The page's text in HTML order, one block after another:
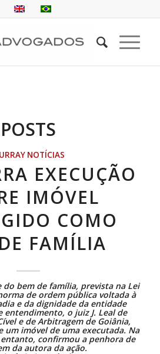
POSTS
NOTÍCIAS
EXECUÇÃO
IMÓVEL
COMO
FAMÍLIA
bem de família, prevista na Lei
de ordem pública voltada à
e da dignidade da entidade
entendimento, o juiz J. Leal de
e de Arbitragem de Goiânia,
um imóvel de uma executada. Na
confirmou a penhora de
da autora da ação.